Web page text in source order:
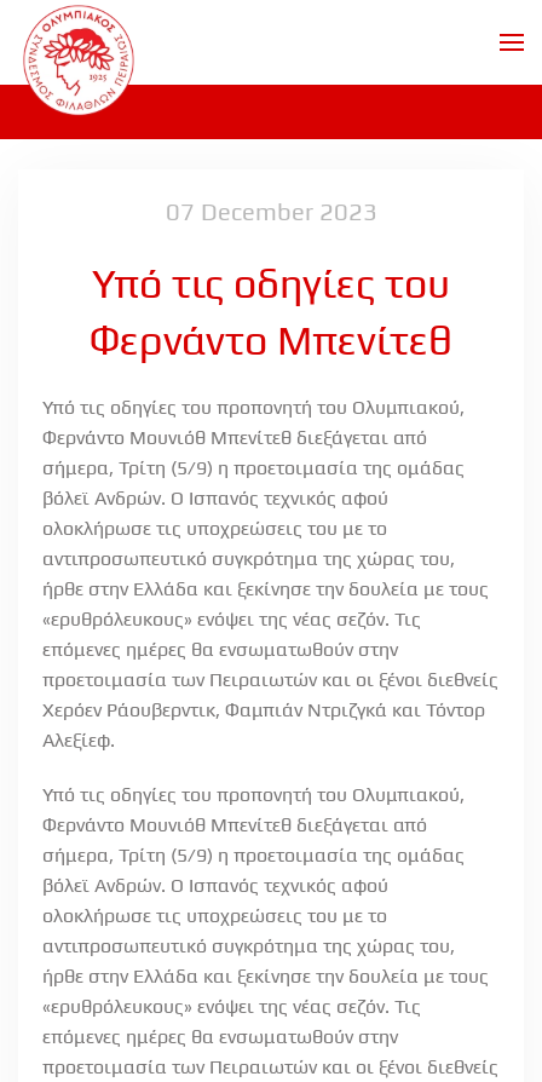
Skip to main content
07 December 2023
Υπό τις οδηγίες του
Φερνάντο Μπενίτεθ
Υπό τις οδηγίες του προπονητή του Ολυμπιακού,
Φερνάντο Μουνιόθ Μπενίτεθ διεξάγεται από
σήμερα, Τρίτη (5/9) η προετοιμασία της ομάδας
βόλεϊ Ανδρών. Ο Ισπανός τεχνικός αφού
ολοκλήρωσε τις υποχρεώσεις του με το
αντιπροσωπευτικό συγκρότημα της χώρας του,
ήρθε στην Ελλάδα και ξεκίνησε την δουλεία με τους
«ερυθρόλευκους» ενόψει της νέας σεζόν. Τις
επόμενες ημέρες θα ενσωματωθούν στην
προετοιμασία των Πειραιωτών και οι ξένοι διεθνείς
Χερόεν Ράουβερντικ, Φαμπιάν Ντριζγκά και Τόντορ
Αλεξίεφ.
Υπό τις οδηγίες του προπονητή του Ολυμπιακού,
Φερνάντο Μουνιόθ Μπενίτεθ διεξάγεται από
σήμερα, Τρίτη (5/9) η προετοιμασία της ομάδας
βόλεϊ Ανδρών. Ο Ισπανός τεχνικός αφού
ολοκλήρωσε τις υποχρεώσεις του με το
αντιπροσωπευτικό συγκρότημα της χώρας του,
ήρθε στην Ελλάδα και ξεκίνησε την δουλεία με τους
«ερυθρόλευκους» ενόψει της νέας σεζόν. Τις
επόμενες ημέρες θα ενσωματωθούν στην
προετοιμασία των Πειραιωτών και οι ξένοι διεθνείς